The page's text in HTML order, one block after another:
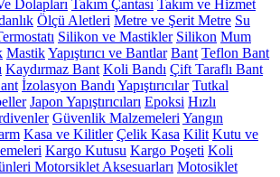
Dolapları Takım Çantası Takım ve Hizmet
Ölçü Aletleri Metre ve Şerit Metre Su
Silikon ve Mastikler Silikon Mum
MastikYapıştırıcı ve Bantlar Bant Teflon Bant
Kaydırmaz Bant Koli Bandı Çift Taraflı Bant
İzolasyon Bandı Yapıştırıcılar Tutkal
Japon Yapıştırıcıları Epoksi Hızlı
Güvenlik Malzemeleri Yangın
Kasa ve Kilitler Çelik Kasa Kilit Kutu ve
Kargo Kutusu Kargo Poşeti Koli
Motorsiklet Aksesuarları Motosiklet